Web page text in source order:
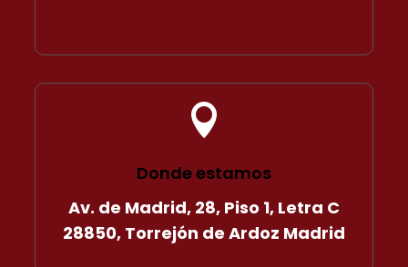

Donde estamos
Av. de Madrid, 28, Piso 1, Letra C
28850, Torrejón de Ardoz Madrid